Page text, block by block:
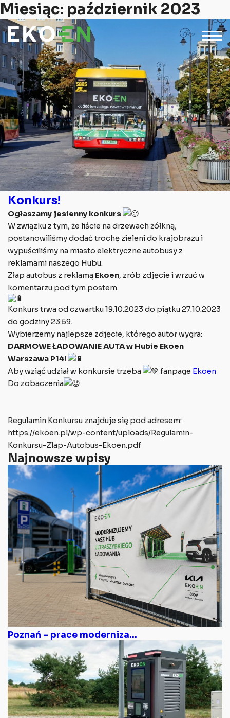
Miesiąc: październik 2023
Konkurs!
Ogłaszamy jesienny konkurs
W związku z tym, że liście na drzewach żółkną,
postanowiliśmy dodać trochę zieleni do krajobrazu i
wypuściliśmy na miasto elektryczne autobusy z
reklamami naszego Hubu.
Złap autobus z reklamą Ekoen, zrób zdjęcie i wrzuć w
komentarzu pod tym postem.
Konkurs trwa od czwartku 19.10.2023 do piątku 27.10.2023
do godziny 23:59.
Wybierzemy najlepsze zdjęcie, którego autor wygra:
DARMOWE ŁADOWANIE AUTA w Hubie Ekoen
Warszawa P14!
Aby wziąć udział w konkursie trzeba
fanpage Ekoen
Do zobaczenia
Regulamin Konkursu znajduje się pod adresem:
https://ekoen.pl/wp-content/uploads/Regulamin-
Konkursu-Zlap-Autobus-Ekoen.pdf
Najnowsze wpisy
Poznań – prace moderniza...